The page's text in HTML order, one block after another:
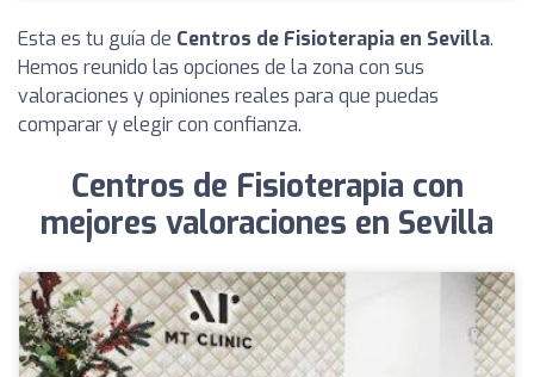
Esta es tu guía de Centros de Fisioterapia en Sevilla.
Hemos reunido las opciones de la zona con sus
valoraciones y opiniones reales para que puedas
comparar y elegir con confianza.
Centros de Fisioterapia con
mejores valoraciones en Sevilla